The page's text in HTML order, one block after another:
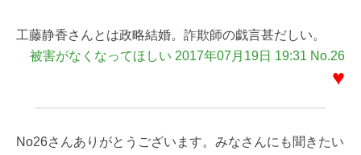
工藤静香さんとは政略結婚。詐欺師の戯言甚だしい。
被害がなくなってほしい 2017年07月19日 19:31 No.26
♥
No26さんありがとうございます。みなさんにも聞きたい